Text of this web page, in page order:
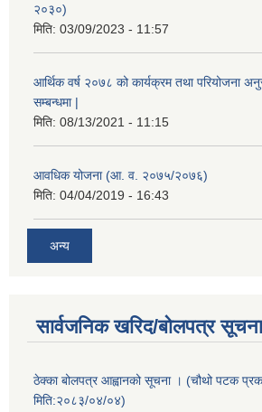
२०३०)
मिति: 03/09/2023 - 11:57
आर्थिक वर्ष २०७८ को कार्यक्रम तथा परियोजना
सम्बन्धमा |
मिति: 08/13/2021 - 11:15
आवधिक योजना (आ. व. २०७५/२०७६)
मिति: 04/04/2019 - 16:43
अन्य
सार्वजनिक खरिद/बोलपत्र सूचना
ठेक्का बोलपत्र आह्वानको सूचना । (चौथो पटक
मिति:२०८३/०४/०४)